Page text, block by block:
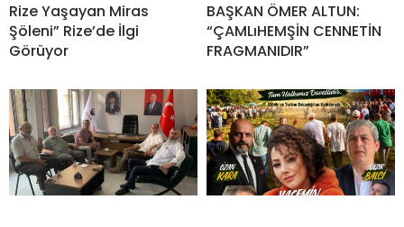
Rize Yaşayan Miras
Şöleni” Rize’de İlgi
Görüyor
BAŞKAN ÖMER ALTUN:
“ÇAMLıHEMŞİN CENNETİN
FRAGMANIDIR”